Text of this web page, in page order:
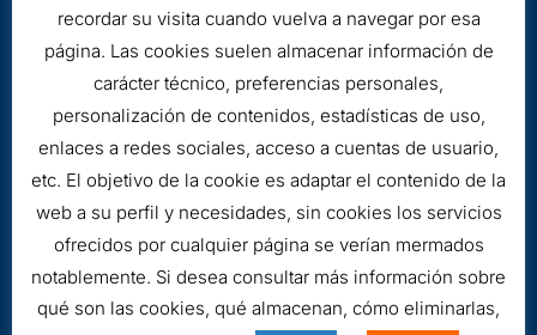
Aviso legal
recordar su visita cuando vuelva a navegar por esa
página. Las cookies suelen almacenar información de
carácter técnico, preferencias personales,
personalización de contenidos, estadísticas de uso,
enlaces a redes sociales, acceso a cuentas de usuario,
etc. El objetivo de la cookie es adaptar el contenido de la
web a su perfil y necesidades, sin cookies los servicios
ofrecidos por cualquier página se verían mermados
notablemente. Si desea consultar más información sobre
qué son las cookies, qué almacenan, cómo eliminarlas,